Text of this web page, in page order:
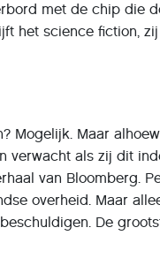
met de chip die
het science fiction,
Mogelijk. Maar
verwacht als zij dit
van Bloomberg.
overheid. Maar
De